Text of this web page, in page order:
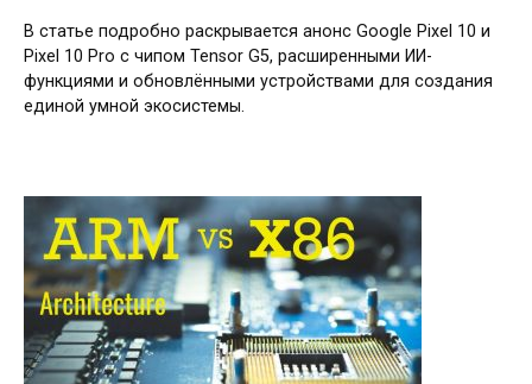
В статье подробно раскрывается анонс Google Pixel 10 и
Pixel 10 Pro с чипом Tensor G5, расширенными ИИ-
функциями и обновлёнными устройствами для создания
единой умной экосистемы.